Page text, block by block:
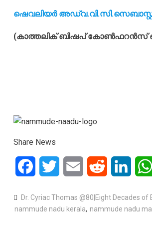
ഷെവലിയര്‍
(കാത്തലിക് ബിഷപ് കോണ്‍ഫറന്‍സ്
Share News
FacebookTwitter Email Reddit
Dr. Cyriac Thomas @80|Eight Decades of
nammude nadu kerala, nammude nadu